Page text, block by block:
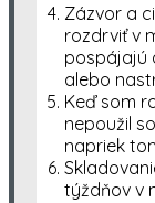
Zázvor a
rozdrviť v
pospájajú
alebo
Keď som
nepoužil
napriek
týždňov v